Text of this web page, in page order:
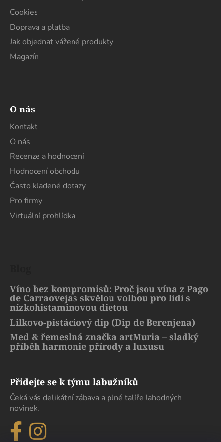
Cookies
Doprava a platba
Jak objednat vážené produkty
Magazín
O nás
Kontakt
O nás
Recenze a hodnocení
Hodnocení obchodu
Často kladené dotazy
Pro firmy
Virtuální prohlídka
Víno bez kompromisů: Proč jsou vína z Pago
de Carraovejas skvělou volbou pro lidi s
nízkohistaminovou dietou
Lilkovo-pistáciový dip (Dip de Berenjena)
Med & řemeslná značka artMuria – sladký
příběh harmonie přírody a luxusu
Přidejte se k týmu labužníků
Čeká vás delikátní zábava a plné talíře lahodných
novinek.